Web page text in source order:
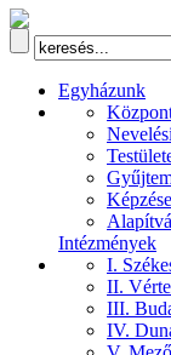
Egyházunk
Intézmények
I.
II.
III.
IV.